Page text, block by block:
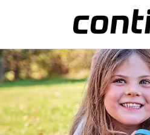
Çelik Suluklar Tritan Suluklar